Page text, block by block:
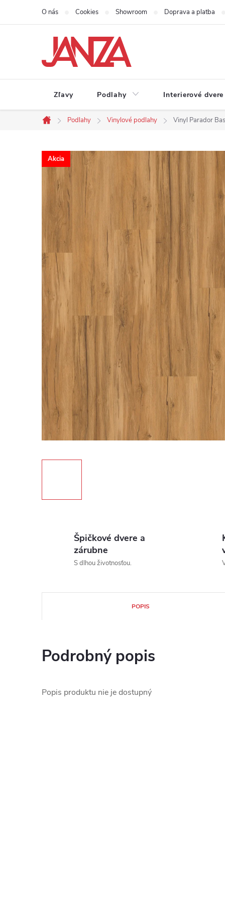
Prejsť na obsah
O nás Cookies Showroom Doprava a platba
Zľavy Podlahy Interierové dvere
Domov
Podlahy Vinylové podlahy Vinyl Parador
Akcia
Špičkové dvere a
zárubne
S dlhou životnosťou.
POPIS
Podrobný popis
Popis produktu nie je dostupný